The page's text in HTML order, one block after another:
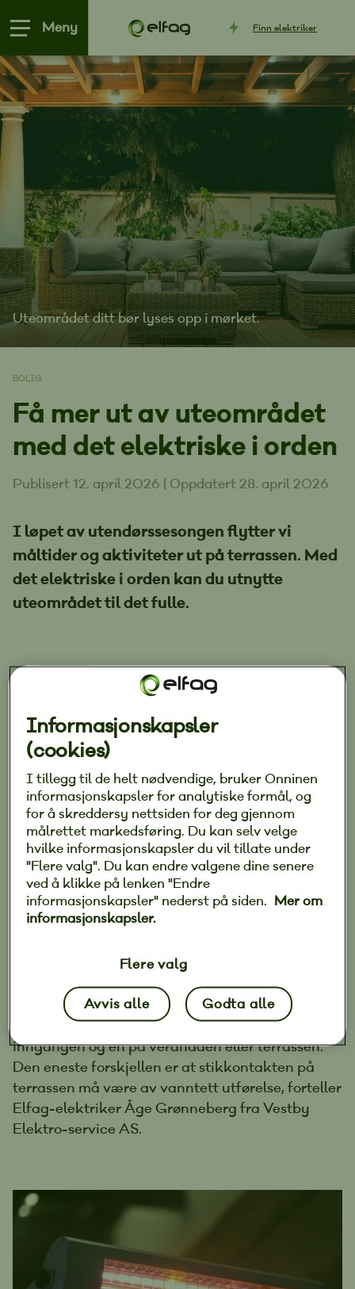
Meny Finn elektriker
Uteområdet ditt bør lyses opp i mørket.
BOLIG
Få mer ut av uteområdet
med det elektriske i orden
Publisert 12. april 2026 Oppdatert 28. april 2026
I løpet av utendørssesongen flytter vi
måltider og aktiviteter ut på terrassen. Med
det elektriske i orden kan du utnytte
uteområdet til det fulle.
Gjennom Elfag får du 5-års-garanti på vårt arbeid
og materialer. Hos oss kan du være trygg på at
jobben er riktig utført av dyktige fagfolk, og at
Les mer om garantien vår
Norsk sommer er og blir en uforutsigbar årstid,
men det trenger ikke stoppe oss fra å nyte
uteområdene. Med riktig utebelysning og utstyr
som terrassevarmer og elektriske markiser blir
ikke fullt så fine dager.
– For å kunne benytte deg av uteområdene bør
du ha stikkontakt på to sider av huset, en ved
inngangen og en på verandaen eller terrassen.
Den eneste forskjellen er at stikkontakten på
terrassen må være av vanntett utførelse, forteller
Elfag-elektriker Åge Grønneberg fra Vestby
Elektro-service AS.
Informasjonskapsler
(cookies)
I tillegg til de helt nødvendige, bruker Onninen
informasjonskapsler for analytiske formål, og
for å skreddersy nettsiden for deg gjennom
målrettet markedsføring. Du kan selv velge
hvilke informasjonskapsler du vil tillate under
"Flere valg". Du kan endre valgene dine senere
ved å klikke på lenken "Endre
informasjonskapsler" nederst på siden. Mer om
informasjonskapsler.
Flere valg
Avvis alle Godta alle